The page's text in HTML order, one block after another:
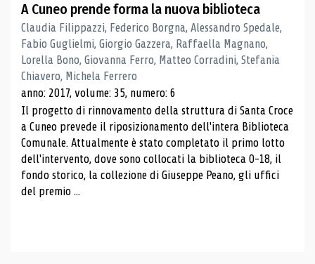
A Cuneo prende forma la nuova biblioteca
Claudia Filippazzi, Federico Borgna, Alessandro Spedale,
Fabio Guglielmi, Giorgio Gazzera, Raffaella Magnano,
Lorella Bono, Giovanna Ferro, Matteo Corradini, Stefania
Chiavero, Michela Ferrero
anno: 2017, volume: 35, numero: 6
Il progetto di rinnovamento della struttura di Santa Croce
a Cuneo prevede il riposizionamento dell'intera Biblioteca
Comunale. Attualmente è stato completato il primo lotto
dell'intervento, dove sono collocati la biblioteca 0-18, il
fondo storico, la collezione di Giuseppe Peano, gli uffici
del premio ...